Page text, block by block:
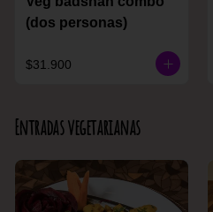
(dos personas)
$31.900
Entradas vegetarianas